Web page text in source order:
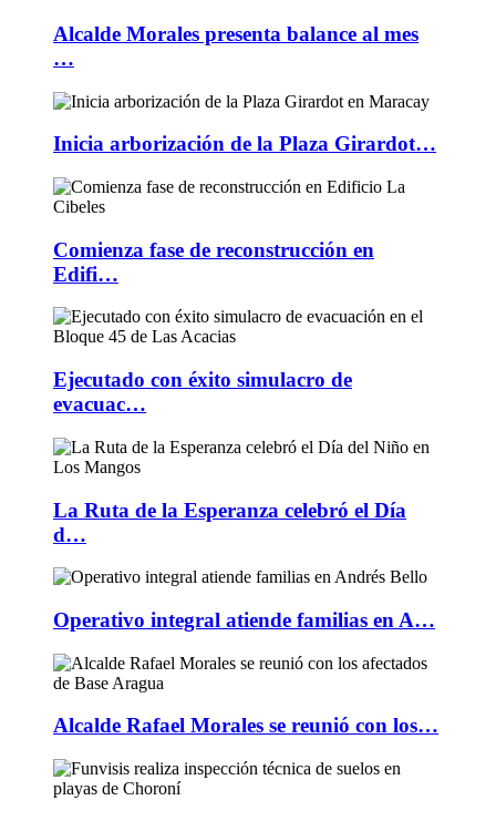
Alcalde Morales presenta balance al mes
…
Inicia arborización de la Plaza Girardot…
Comienza fase de reconstrucción en
Edifi…
Ejecutado con éxito simulacro de
evacuac…
La Ruta de la Esperanza celebró el Día
d…
Operativo integral atiende familias en A…
Alcalde Rafael Morales se reunió con los…